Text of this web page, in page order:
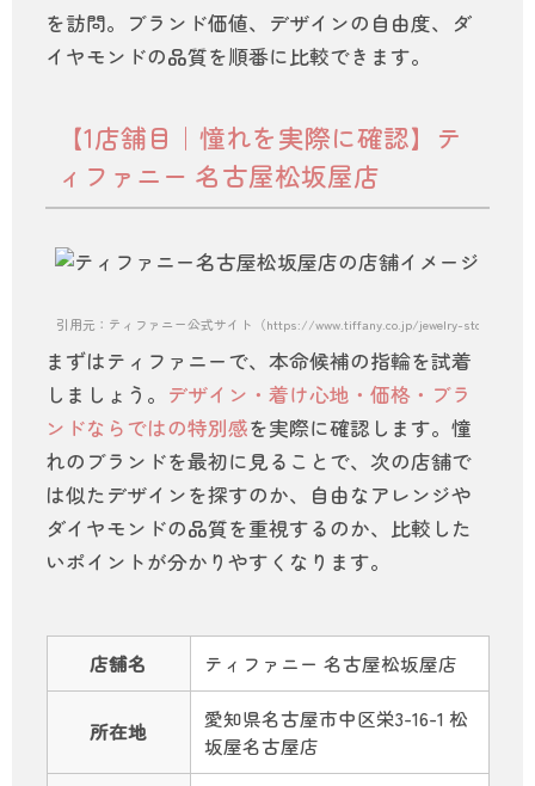
を訪問。ブランド価値、デザインの自由度、ダ
イヤモンドの品質を順番に比較できます。
【1店舗目｜憧れを実際に確認】テ
ィファニー 名古屋松坂屋店
引用元：ティファニー公式サイト（https://www.tiffany.co.jp/jewelry-stores/
まずはティファニーで、本命候補の指輪を試着
しましょう。 デザイン・着け心地・価格・ブラ
ンドならではの特別感を実際に確認します。憧
れのブランドを最初に見ることで、次の店舗で
は似たデザインを探すのか、自由なアレンジや
ダイヤモンドの品質を重視するのか、比較した
いポイントが分かりやすくなります。
店舗名 ティファニー 名古屋松坂屋店
所在地
愛知県名古屋市中区栄3-16-1 松
坂屋名古屋店